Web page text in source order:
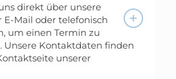
direkt über unsere
E-Mail oder telefonisch
um einen Termin zu
Unsere Kontaktdaten finden
unserer